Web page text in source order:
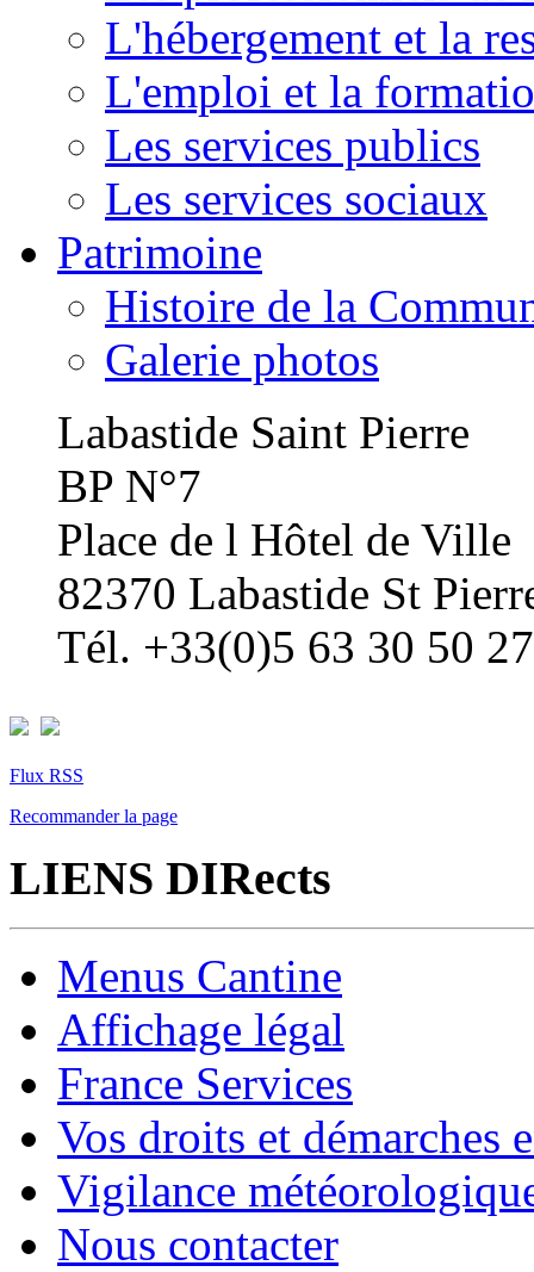
L'hébergement et la
L'emploi et la
Les services publics
Les services sociaux
Patrimoine
Histoire de la
Galerie photos
Labastide Saint Pierre
BP N°7
Place de l Hôtel de Ville
82370 Labastide St
Tél. +33(0)5 63 30 50 27
Flux RSS
Recommander la page
LIENS DIRects
Menus Cantine
Affichage légal
France Services
Vos droits et démarches
Vigilance
Nous contacter